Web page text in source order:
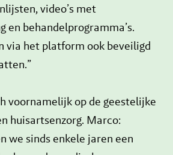
video’s met
behandelprogramma’s.
via het platform ook beveiligd
voornamelijk op de geestelijke
huisartsenzorg. Marco:
we sinds enkele jaren een